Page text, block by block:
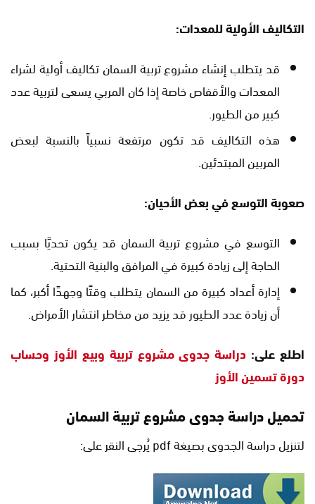
التكاليف الأولية للمعدات:
قد يتطلب إنشاء مشروع تربية السمان تكاليف أولية لشراء
المعدات والأقفاص خاصة إذا كان المربي يسعى لتربية عدد
كبير من الطيور.
هذه التكاليف قد تكون مرتفعة نسبياً بالنسبة لبعض
المربين المبتدئين.
صعوبة التوسع في بعض الأحيان:
التوسع في مشروع تربية السمان قد يكون تحديًا بسبب
الحاجة إلى زيادة كبيرة في المرافق والبنية التحتية.
إدارة أعداد كبيرة من السمان يتطلب وقتًا وجهدًا أكبر، كما
أن زيادة عدد الطيور قد يزيد من مخاطر انتشار الأمراض.
اطلع على: دراسة جدوى مشروع تربية وبيع الأوز وحساب
دورة تسمين الأوز
تحميل دراسة جدوى مشروع تربية السمان
لتنزيل دراسة الجدوى بصيغة pdf يُرجى النقر على: